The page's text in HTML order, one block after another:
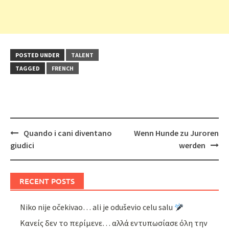
POSTED UNDER
TALENT
TAGGED
FRENCH
Post
navigation
Quando i cani diventano
giudici
Wenn Hunde zu Juroren
werden
RECENT POSTS
Niko nije očekivao… ali je oduševio celu salu
Κανείς δεν το περίμενε… αλλά εντυπωσίασε όλη την